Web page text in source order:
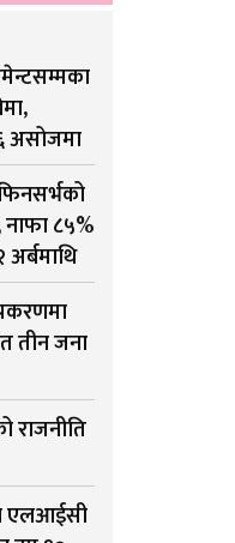
असोजमा
नाफा ८५%
तीन जना
राजनीति
एलआईसी